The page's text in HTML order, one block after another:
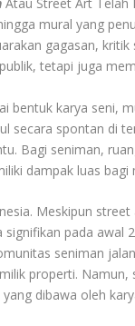
Atau Street Art Telah
mural yang
gagasan,
tetapi juga
bentuk karya seni,
secara spontan di
Bagi seniman,
dampak luas bagi
Meskipun
signifikan pada awal
seniman
properti.
dibawa oleh